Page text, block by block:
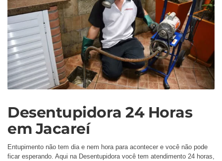
Desentupidora 24 Horas
em Jacareí
Entupimento não tem dia e nem hora para acontecer e você não pode
ficar esperando. Aqui na Desentupidora você tem atendimento 24 horas,